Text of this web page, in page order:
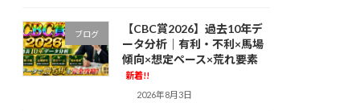
ブログ
【CBC賞2026】過去10年デ
ータ分析｜有利・不利×馬場
傾向×想定ペース×荒れ要素
新着!!
2026年8月3日